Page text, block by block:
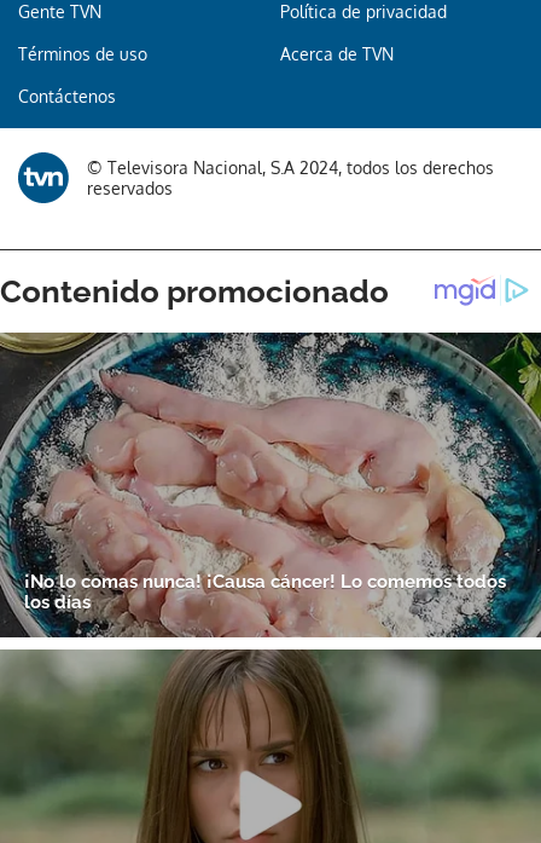
Gente TVN Política de privacidad
Términos de uso Acerca de TVN
Contáctenos
© Televisora Nacional, S.A 2024, todos los derechos
reservados